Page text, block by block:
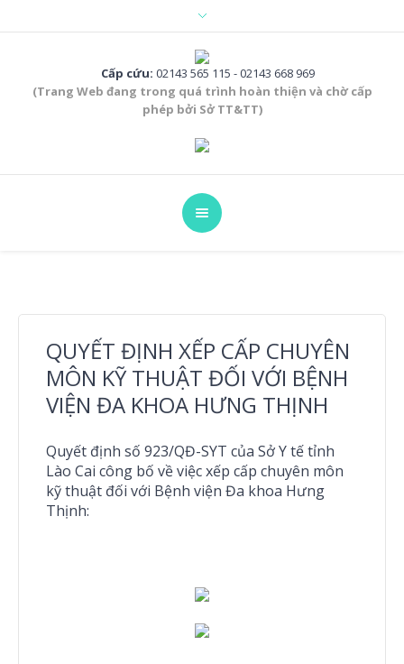
Cấp cứu: 02143 565 115 - 02143 668 969
(Trang Web đang trong quá trình hoàn thiện và chờ cấp
phép bởi Sở TT&TT)
QUYẾT ĐỊNH XẾP CẤP CHUYÊN
MÔN KỸ THUẬT ĐỐI VỚI BỆNH
VIỆN ĐA KHOA HƯNG THỊNH
Quyết định số 923/QĐ-SYT của Sở Y tế tỉnh
Lào Cai công bố về việc xếp cấp chuyên môn
kỹ thuật đối với Bệnh viện Đa khoa Hưng
Thịnh: